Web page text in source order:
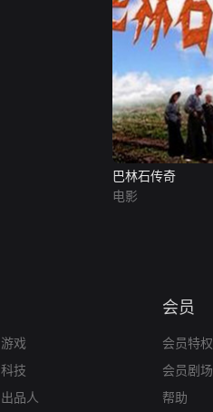
巴林石传奇
电影
游戏
科技
出品人
会员
会员特权
会员剧场
帮助